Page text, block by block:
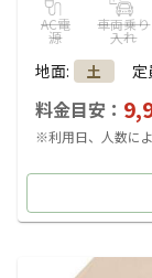
AC電
源
車両乗り
入れ
地面: 土 定
料金目安：
※利用日、人数に